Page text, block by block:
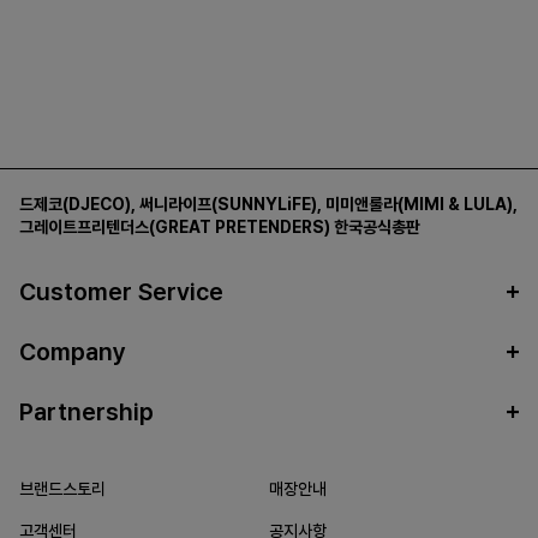
드제코(DJECO) 써니라이프(SUNNYLiFE) 미미앤룰라(MIMI & LULA)
그레이트프리텐더스(GREAT PRETENDERS) 한국공식총판
Customer Service
Company
Partnership
브랜드스토리 매장안내
고객센터 공지사항